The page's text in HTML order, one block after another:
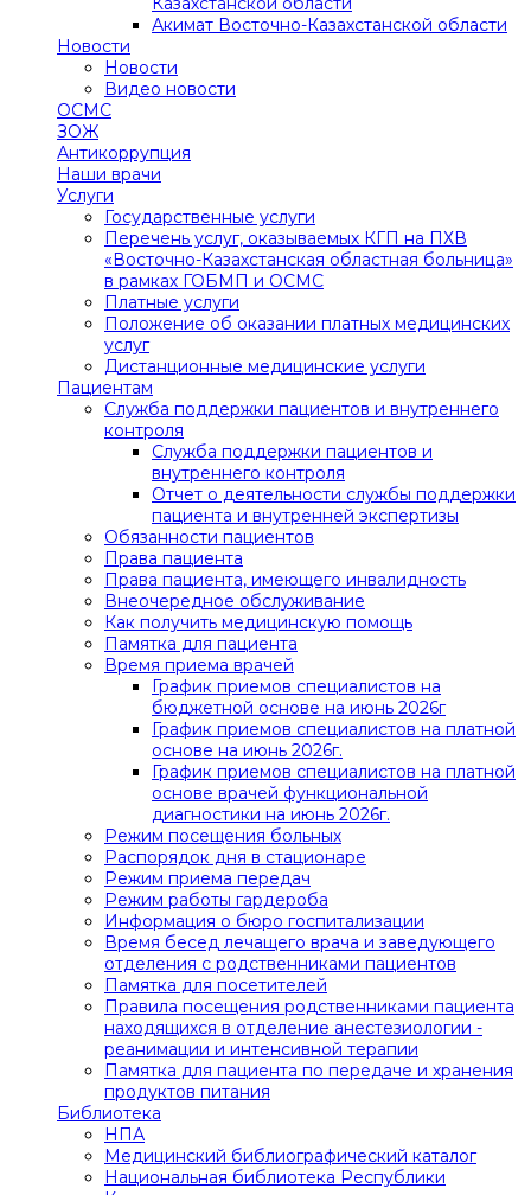
Акимат Восточно-Казахстанской области
Новости
Новости
Видео новости
ОСМС
ЗОЖ
Антикоррупция
Наши врачи
Услуги
Государственные услуги
Перечень услуг, оказываемых КГП на ПХВ
«Восточно-Казахстанская областная больница»
в рамках ГОБМП и ОСМС
Платные услуги
Положение об оказании платных медицинских
услуг
Дистанционные медицинские услуги
Пациентам
Служба поддержки пациентов и внутреннего
контроля
Служба поддержки пациентов и
внутреннего контроля
Отчет о деятельности службы поддержки
пациента и внутренней экспертизы
Обязанности пациентов
Права пациента
Права пациента, имеющего инвалидность
Внеочередное обслуживание
Как получить медицинскую помощь
Памятка для пациента
Время приема врачей
График приемов специалистов на
бюджетной основе на июнь 2026г
График приемов специалистов на платной
основе на июнь 2026г.
График приемов специалистов на платной
основе врачей функциональной
диагностики на июнь 2026г.
Режим посещения больных
Распорядок дня в стационаре
Режим приема передач
Режим работы гардероба
Информация о бюро госпитализации
Время бесед лечащего врача и заведующего
отделения с родственниками пациентов
Памятка для посетителей
Правила посещения родственниками пациента
находящихся в отделение анестезиологии -
реанимации и интенсивной терапии
Памятка для пациента по передаче и хранения
продуктов питания
Библиотека
НПА
Медицинский библиографический каталог
Национальная библиотека Республики